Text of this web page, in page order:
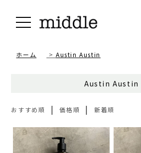
ホーム >Austin Austin
Austin Austin
おすすめ順 |価格順 |新着順